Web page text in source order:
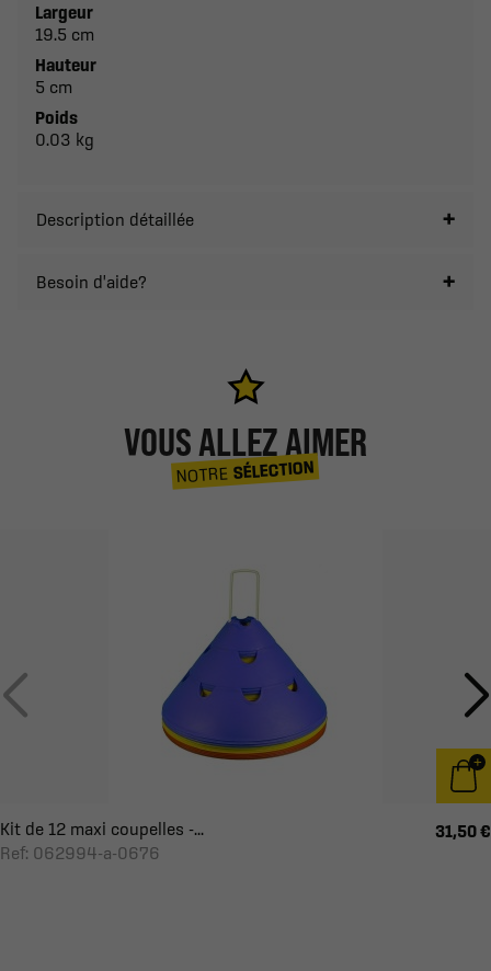
Largeur
19.5 cm
Hauteur
5 cm
Poids
0.03 kg
Description détaillée
Besoin d'aide?
VOUS ALLEZ AIMER
NOTRESÉLECTION
Kit de 12 maxi coupelles -...
Ref: 062994-a-0676
31,50 €